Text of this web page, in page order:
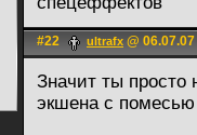
#22 ultrafx @
Значит ты просто
экшена с